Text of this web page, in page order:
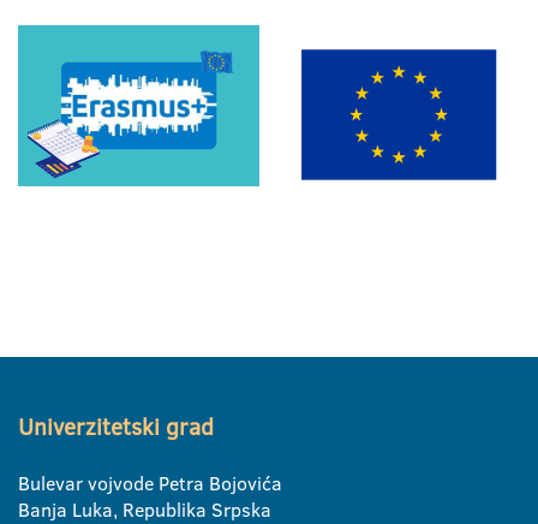
Univerzitetski grad
Bulevar vojvode Petra Bojovića
Banja Luka, Republika Srpska